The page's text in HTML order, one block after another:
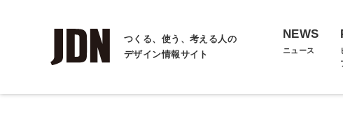
つくる、使う、考える人の
デザイン情報サイト
NEWS
ニュース